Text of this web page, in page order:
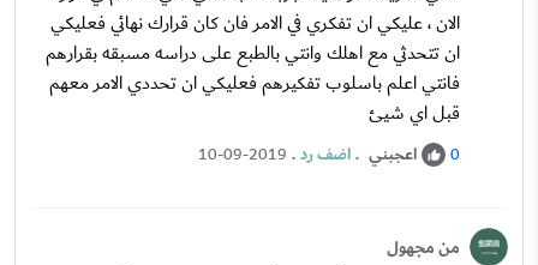
الان ، عليكي ان تفكري في الامر فان كان قرارك نهائي فعليكي
ان تتحدثي مع اهلك وانتي بالطبع على دراسه مسبقه بقرارهم
فانتي اعلم باسلوب تفكيرهم فعليكي ان تحددي الامر معهم
قبل اي شيئ
0 اعجبني .اضف رد.
10-09-2019
من مجهول